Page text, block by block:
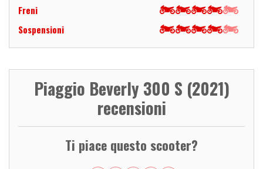
Freni
Sospensioni
Piaggio Beverly 300 S (2021)
recensioni
Ti piace questo scooter?